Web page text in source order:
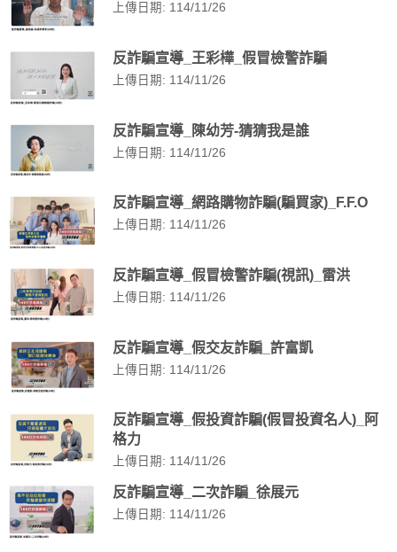
上傳日期: 114/11/26
反詐騙宣導_王彩樺_假冒檢警詐騙
上傳日期: 114/11/26
反詐騙宣導_陳幼芳-猜猜我是誰
上傳日期: 114/11/26
反詐騙宣導_網路購物詐騙(騙買家)_F.F.O
上傳日期: 114/11/26
反詐騙宣導_假冒檢警詐騙(視訊)_雷洪
上傳日期: 114/11/26
反詐騙宣導_假交友詐騙_許富凱
上傳日期: 114/11/26
反詐騙宣導_假投資詐騙(假冒投資名人)_阿
格力
上傳日期: 114/11/26
反詐騙宣導_二次詐騙_徐展元
上傳日期: 114/11/26